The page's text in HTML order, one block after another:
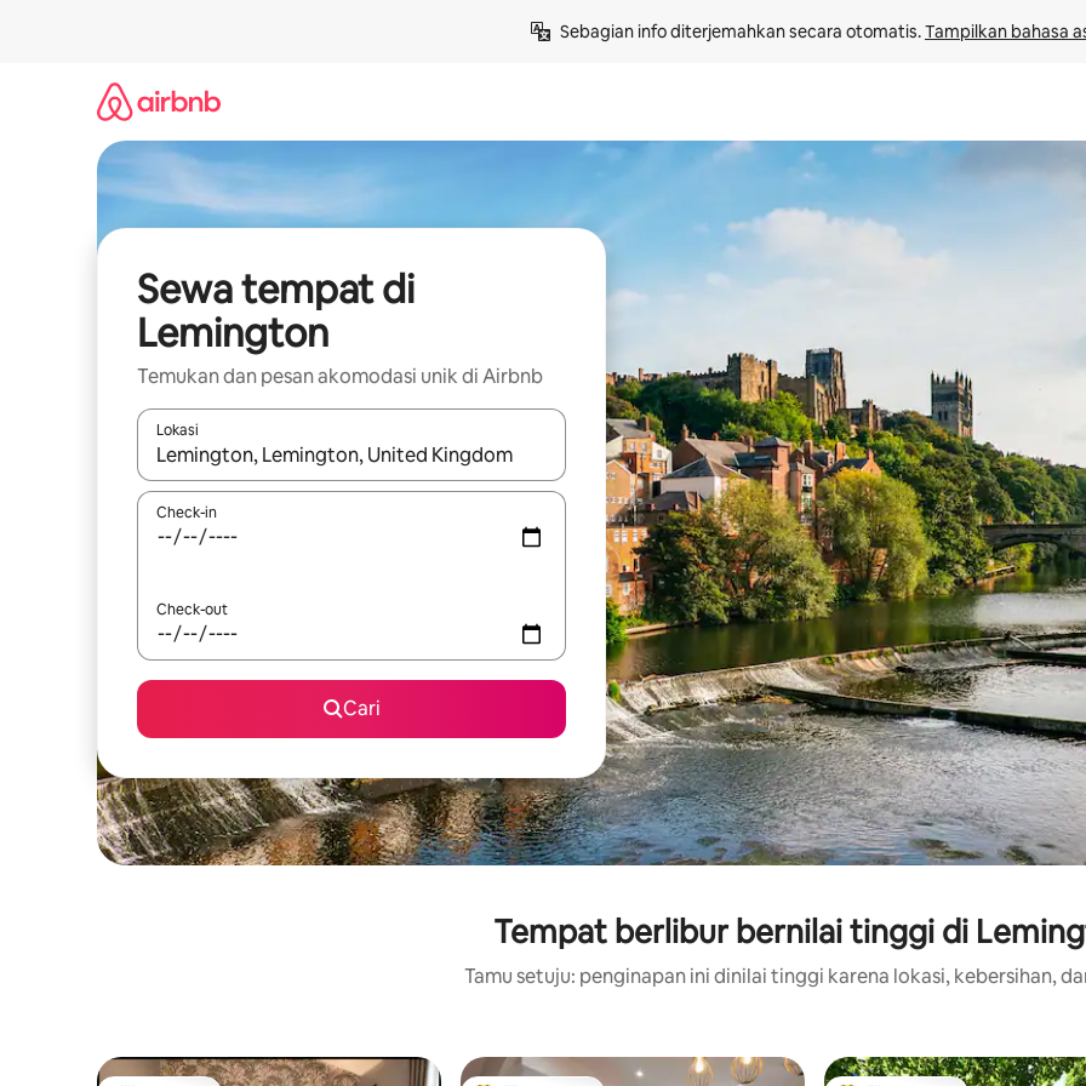
Sebagian info diterjemahkan secara otomatis. Tampilkan bahasa
Sewa tempat di
Lemington
Temukan dan pesan akomodasi unik di Airbnb
Lokasi
Jika hasil yang dicari tersedia, telusuri dengan tombol panah ke atas dan ke bawah atau jelajahi dengan sentuhan atau
Check-in
Check-out
Cari
Tempat berlibur bernilai tinggi di
Tamu setuju: penginapan ini dinilai tinggi karena lokasi, kebersihan,